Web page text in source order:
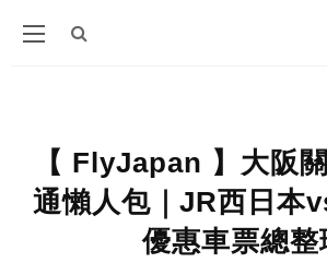
【 FlyJapan 】大阪
通懶人包｜JR西日本
優惠車票總整